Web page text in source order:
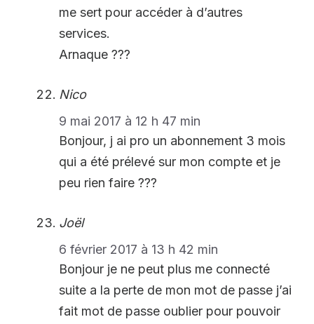
me sert pour accéder à d’autres
services.
Arnaque ???
Nico
9 mai 2017 à 12 h 47 min
Bonjour, j ai pro un abonnement 3 mois
qui a été prélevé sur mon compte et je
peu rien faire ???
Joël
6 février 2017 à 13 h 42 min
Bonjour je ne peut plus me connecté
suite a la perte de mon mot de passe j’ai
fait mot de passe oublier pour pouvoir